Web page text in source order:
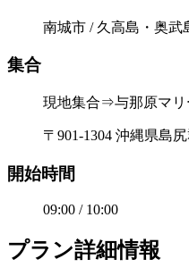
南城市 / 久高島・奥武
集合
現地集合⇒与那原マリ
〒901-1304 沖縄県島
開始時間
09:00 / 10:00
プラン詳細情報